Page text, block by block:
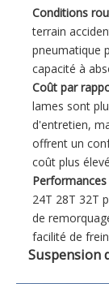
Conditions
terrain
pneumatique
capacité à
Coût par
lames sont
d'entretien,
offrent un
coût plus
24T 28T 32T
de
facilité de
Suspension